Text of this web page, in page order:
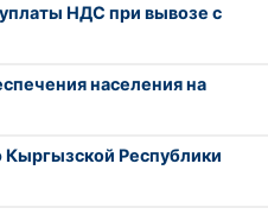
НДС при вывозе с
населения на
Республики